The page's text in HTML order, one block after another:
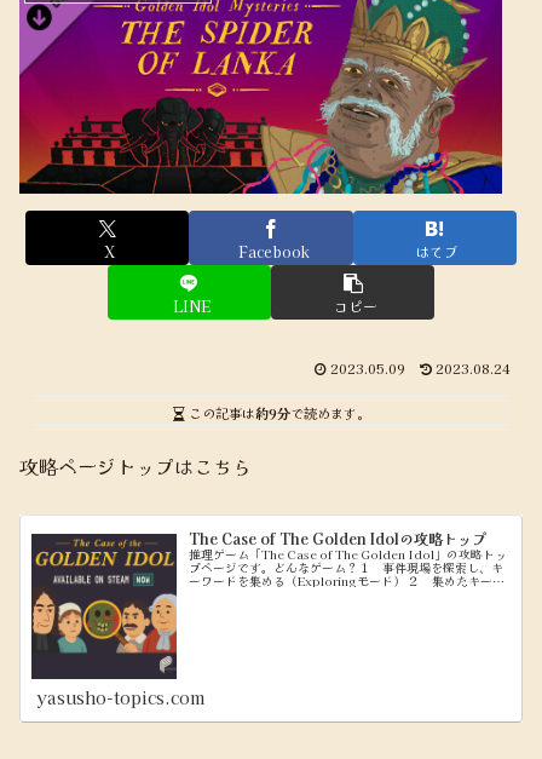
X Facebook はてブ
LINE コピー
2023.05.09 2023.08.24
この記事は約9分で読めます。
攻略ページトップはこちら
The Case of The Golden Idolの攻略トップ
推理ゲーム「The Case of The Golden Idol」の攻略トッ
プページです。どんなゲーム？１ 事件現場を探索し、キ
ーワードを集める（Exploringモード） ２ 集めたキーワ
yasusho-topics.com